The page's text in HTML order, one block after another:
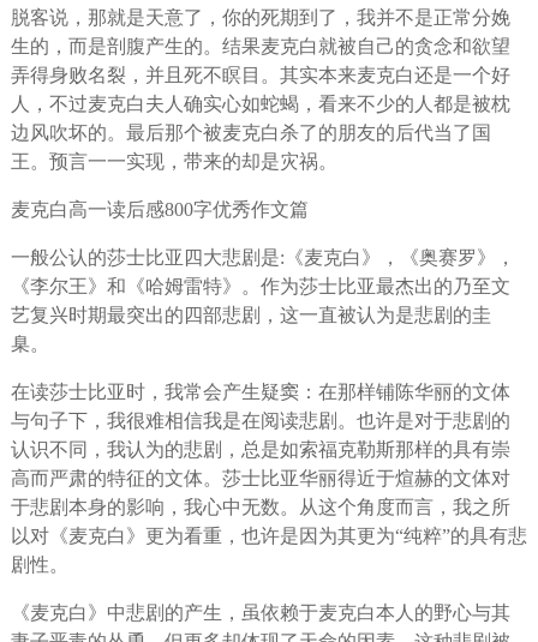
脱客说，那就是天意了，你的死期到了，我并不是正常分娩
生的，而是剖腹产生的。结果麦克白就被自己的贪念和欲望
弄得身败名裂，并且死不瞑目。其实本来麦克白还是一个好
人，不过麦克白夫人确实心如蛇蝎，看来不少的人都是被枕
边风吹坏的。最后那个被麦克白杀了的朋友的后代当了国
王。预言一一实现，带来的却是灾祸。
麦克白高一读后感800字优秀作文篇
一般公认的莎士比亚四大悲剧是:《麦克白》，《奥赛罗》，
《李尔王》和《哈姆雷特》。作为莎士比亚最杰出的乃至文
艺复兴时期最突出的四部悲剧，这一直被认为是悲剧的圭
臬。
在读莎士比亚时，我常会产生疑窦：在那样铺陈华丽的文体
与句子下，我很难相信我是在阅读悲剧。也许是对于悲剧的
认识不同，我认为的悲剧，总是如索福克勒斯那样的具有崇
高而严肃的特征的文体。莎士比亚华丽得近于煊赫的文体对
于悲剧本身的影响，我心中无数。从这个角度而言，我之所
以对《麦克白》更为看重，也许是因为其更为“纯粹”的具有悲
剧性。
《麦克白》中悲剧的产生，虽依赖于麦克白本人的野心与其